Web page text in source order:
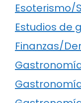
Esoterismo/
Estudios de
Finanzas/